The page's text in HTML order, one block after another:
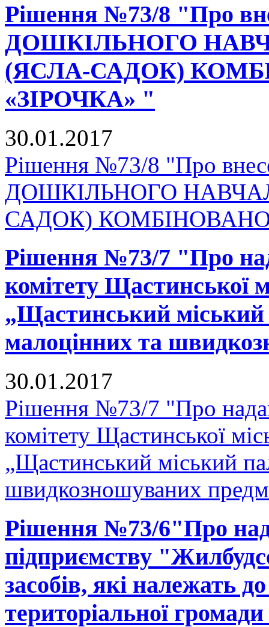
Рішення №73/8 "Про
ДОШКІЛЬНОГО
(ЯСЛА-САДОК)
«ЗІРОЧКА» "
30.01.2017
Рішення №73/8 "Про
ДОШКІЛЬНОГО
САДОК)
Рішення №73/7 "Про
комітету Щастинської
„Щастинський міський
малоцінних та
30.01.2017
Рішення №73/7 "Про
комітету Щастинської
„Щастинський міський
швидкозношуваних
Рішення №73/6"Про
підприємству
засобів, які належать
територіальної